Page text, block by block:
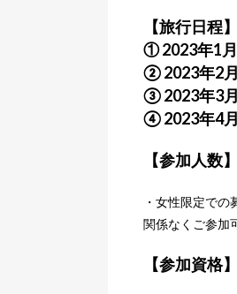
【旅行日程】
① 2023年1
② 2023年2
③ 2023年3
④ 2023年4
【参加人数
・女性限定で
関係なくご参加
【参加資